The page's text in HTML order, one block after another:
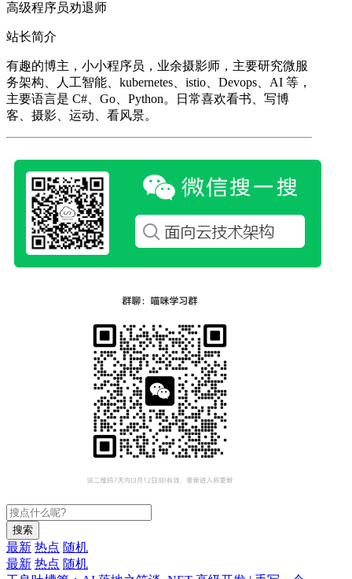
高级程序员劝退师
站长简介
有趣的博主，小小程序员，业余摄影师，主要研究微服
务架构、人工智能、kubernetes、istio、Devops、AI 等，
主要语言是 C#、Go、Python。日常喜欢看书、写博
客、摄影、运动、看风景。
搜索
最新 热点 随机
最新 热点 随机